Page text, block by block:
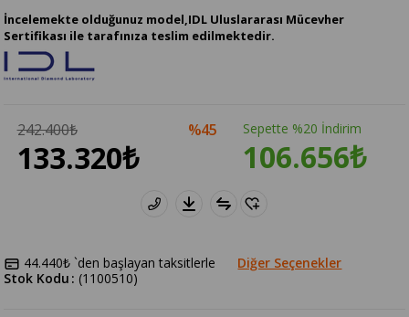
İncelemekte olduğunuz model,IDL Uluslararası Mücevher
Sertifikası ile tarafınıza teslim edilmektedir.
242.400₺
133.320₺
45 Sepette %20 İndirim
106.656₺
44.440₺ `den başlayan taksitlerle
Diğer Seçenekler
(1100510)
Stok Kodu